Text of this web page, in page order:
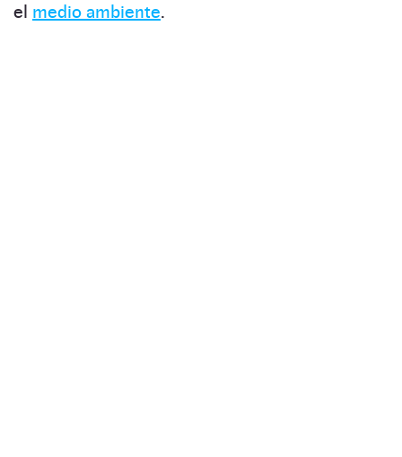
el medio ambiente.